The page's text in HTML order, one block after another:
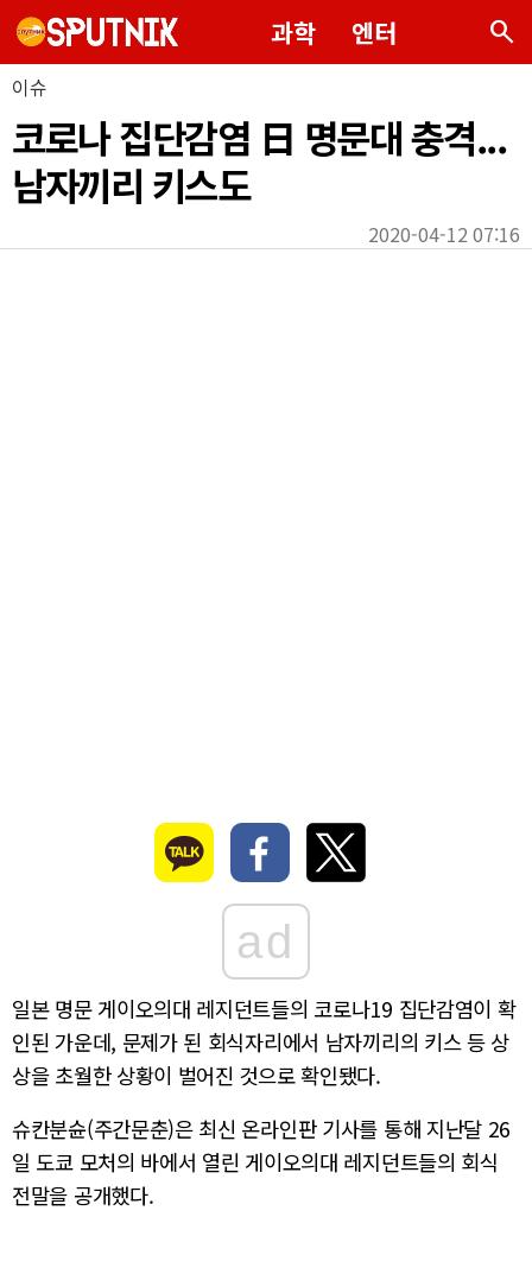
과학 엔터 search
이슈
코로나 집단감염 日 명문대 충격...
남자끼리 키스도
2020-04-12 07:16
ad
일본 명문 게이오의대 레지던트들의 코로나19 집단감염이 확
인된 가운데, 문제가 된 회식자리에서 남자끼리의 키스 등 상
상을 초월한 상황이 벌어진 것으로 확인됐다.
슈칸분슌(주간문춘)은 최신 온라인판 기사를 통해 지난달 26
일 도쿄 모처의 바에서 열린 게이오의대 레지던트들의 회식
전말을 공개했다.